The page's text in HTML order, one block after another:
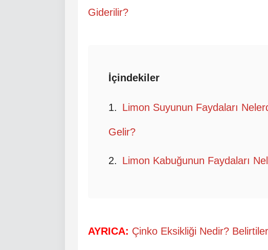
Giderilir?
İçindekiler
Limon Suyunun Faydaları
Gelir?
Limon Kabuğunun Faydaları
AYRICA: Çinko Eksikliği Nedir?